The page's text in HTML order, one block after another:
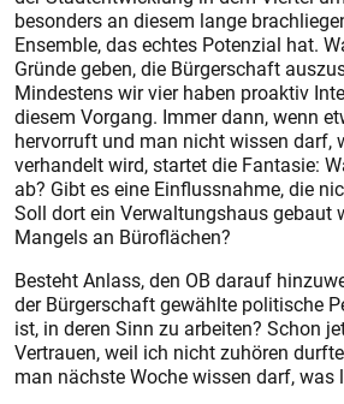
besonders an diesem lange
Ensemble, das echtes Potenzial hat.
Gründe geben, die Bürgerschaft
Mindestens wir vier haben proaktiv
diesem Vorgang. Immer dann, wenn
hervorruft und man nicht wissen darf,
verhandelt wird, startet die Fantasie:
ab? Gibt es eine Einflussnahme, die
Soll dort ein Verwaltungshaus gebaut
Mangels an Büroflächen?
Besteht Anlass, den OB darauf
der Bürgerschaft gewählte politische
ist, in deren Sinn zu arbeiten? Schon
Vertrauen, weil ich nicht zuhören
man nächste Woche wissen darf, was